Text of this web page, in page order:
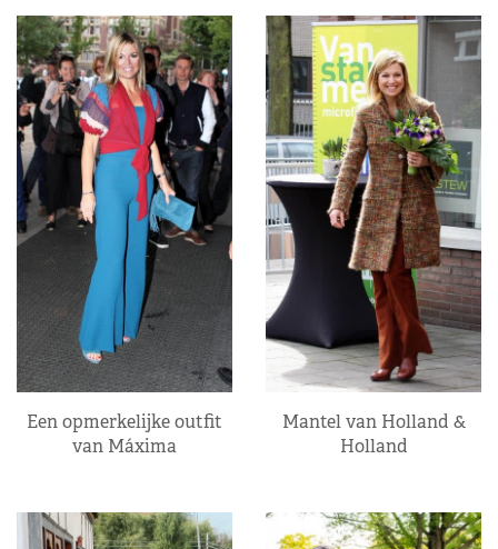
Een opmerkelijke outfit
van Máxima
Mantel van Holland &
Holland